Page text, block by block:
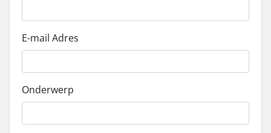
E-mail Adres
Onderwerp